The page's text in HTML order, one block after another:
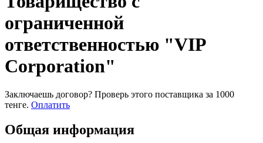
ограниченной
ответственностью "VIP
Corporation"
Заключаешь договор? Проверь этого поставщика за 1000
тенге. Оплатить
Общая информация